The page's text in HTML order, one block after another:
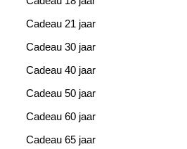
Cadeau 21 jaar
Cadeau 30 jaar
Cadeau 40 jaar
Cadeau 50 jaar
Cadeau 60 jaar
Cadeau 65 jaar